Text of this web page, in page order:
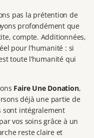
pas la prétention de
profondément que
compte. Additionnées,
pour l’humanité : si
toute l’humanité qui
Faire Une Donation,
déjà une partie de
sont intégralement
vos soins grâce à un
reste claire et